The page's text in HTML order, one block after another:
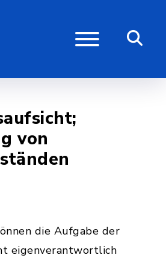
von
die Aufgabe der
eigenverantwortlich